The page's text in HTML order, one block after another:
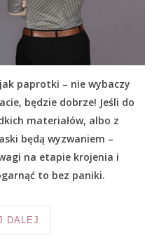
paprotki – nie wybaczy
będzie dobrze! Jeśli do
materiałów, albo z
będą wyzwaniem –
na etapie krojenia i
to bez paniki.
DALEJ